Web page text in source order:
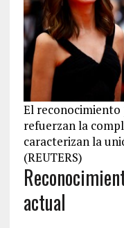
El reconocimiento
refuerzan la
caracterizan la
(REUTERS)
actual